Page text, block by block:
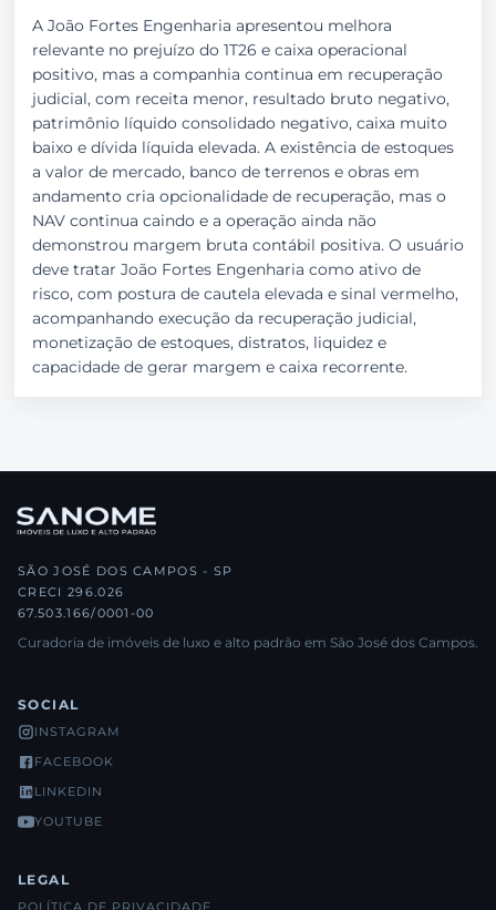
A João Fortes Engenharia apresentou melhora
relevante no prejuízo do 1T26 e caixa operacional
positivo, mas a companhia continua em recuperação
judicial, com receita menor, resultado bruto negativo,
patrimônio líquido consolidado negativo, caixa muito
baixo e dívida líquida elevada. A existência de estoques
a valor de mercado, banco de terrenos e obras em
andamento cria opcionalidade de recuperação, mas o
NAV continua caindo e a operação ainda não
demonstrou margem bruta contábil positiva. O usuário
deve tratar João Fortes Engenharia como ativo de
risco, com postura de cautela elevada e sinal vermelho,
acompanhando execução da recuperação judicial,
monetização de estoques, distratos, liquidez e
capacidade de gerar margem e caixa recorrente.
SÃO JOSÉ DOS CAMPOS - SP
CRECI 296.026
67.503.166/0001-00
Curadoria de imóveis de luxo e alto padrão em São José dos Campos.
SOCIAL
INSTAGRAM
FACEBOOK
LINKEDIN
YOUTUBE
LEGAL
POLÍTICA DE PRIVACIDADE